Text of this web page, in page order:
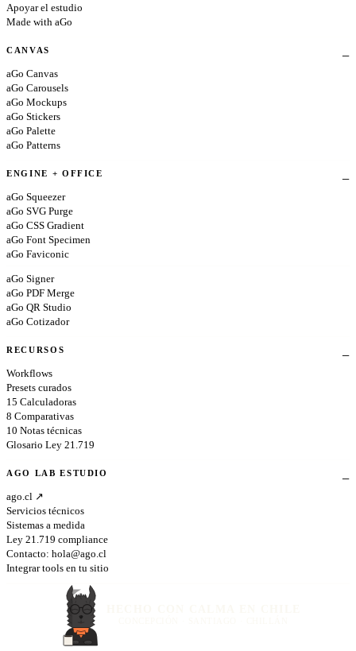
Apoyar el estudio
Made with aGo
CANVAS
aGo Canvas
aGo Carousels
aGo Mockups
aGo Stickers
aGo Palette
aGo Patterns
ENGINE + OFFICE
aGo Squeezer
aGo SVG Purge
aGo CSS Gradient
aGo Font Specimen
aGo Faviconic
aGo Signer
aGo PDF Merge
aGo QR Studio
aGo Cotizador
RECURSOS
Workflows
Presets curados
15 Calculadoras
8 Comparativas
10 Notas técnicas
Glosario Ley 21.719
AGO LAB ESTUDIO
ago.cl ↗
Servicios técnicos
Sistemas a medida
Ley 21.719 compliance
Contacto: hola@ago.cl
Integrar tools en tu sitio